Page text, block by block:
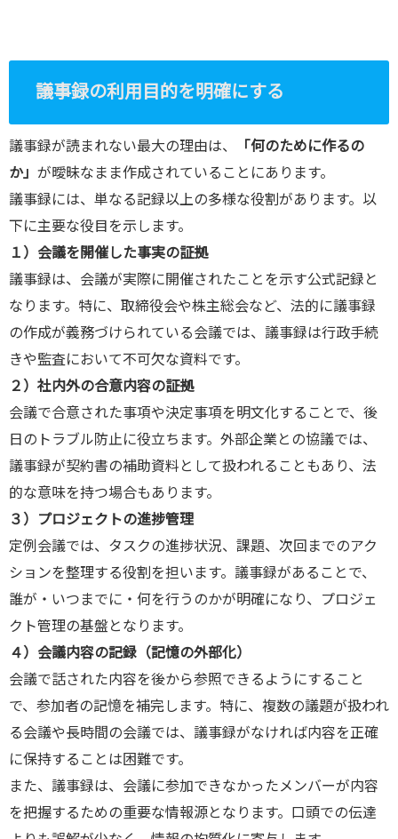
議事録の利用目的を明確にする
議事録が読まれない最大の理由は、
「何のために作るの
か」 が曖昧なまま作成されていることにあります。
議事録には、単なる記録以上の多様な役割があります。以
下に主要な役目を示します。
１）会議を開催した事実の証拠
議事録は、会議が実際に開催されたことを示す公式記録と
なります。特に、取締役会や株主総会など、法的に議事録
の作成が義務づけられている会議では、議事録は行政手続
きや監査において不可欠な資料です。
２）社内外の合意内容の証拠
会議で合意された事項や決定事項を明文化することで、後
日のトラブル防止に役立ちます。外部企業との協議では、
議事録が契約書の補助資料として扱われることもあり、法
的な意味を持つ場合もあります。
３）プロジェクトの進捗管理
定例会議では、タスクの進捗状況、課題、次回までのアク
ションを整理する役割を担います。議事録があることで、
誰が・いつまでに・何を行うのかが明確になり、プロジェ
クト管理の基盤となります。
４）会議内容の記録（記憶の外部化）
会議で話された内容を後から参照できるようにすること
で、参加者の記憶を補完します。特に、複数の議題が扱われ
る会議や長時間の会議では、議事録がなければ内容を正確
に保持することは困難です。
また、議事録は、会議に参加できなかったメンバーが内容
を把握するための重要な情報源となります。口頭での伝達